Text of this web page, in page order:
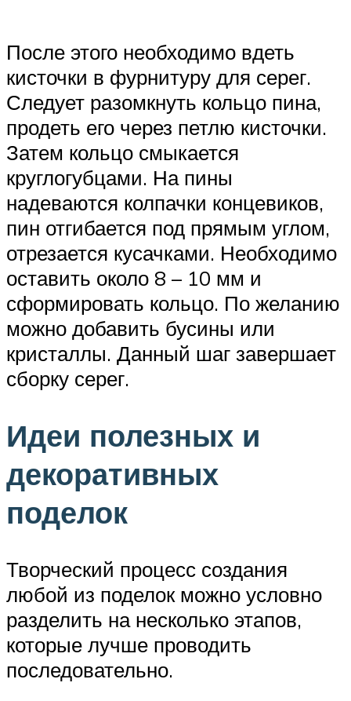
После этого необходимо вдеть
кисточки в фурнитуру для серег.
Следует разомкнуть кольцо пина,
продеть его через петлю кисточки.
Затем кольцо смыкается
круглогубцами. На пины
надеваются колпачки концевиков,
пин отгибается под прямым углом,
отрезается кусачками. Необходимо
оставить около 8 – 10 мм и
сформировать кольцо. По желанию
можно добавить бусины или
кристаллы. Данный шаг завершает
сборку серег.
Идеи полезных и
декоративных
поделок
Творческий процесс создания
любой из поделок можно условно
разделить на несколько этапов,
которые лучше проводить
последовательно.